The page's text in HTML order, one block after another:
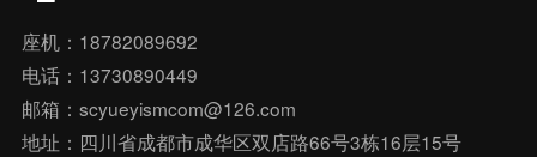
座机：18782089692
电话：13730890449
邮箱：scyueyismcom@126.com
地址：四川省成都市成华区双店路66号3栋16层15号